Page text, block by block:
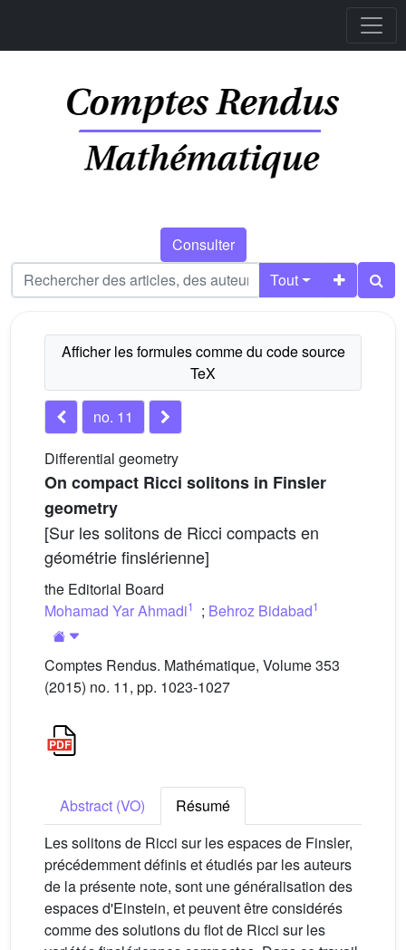
Consulter
Tout
no. 11
Differential geometry
On compact Ricci solitons in Finsler
geometry
[Sur les solitons de Ricci compacts en
géométrie finslérienne]
the Editorial Board
Mohamad Yar Ahmadi1 ; Behroz Bidabad1
Comptes Rendus. Mathématique, Volume 353
(2015) no. 11, pp. 1023-1027
Abstract (VO)
Résumé
Les solitons de Ricci sur les espaces de Finsler,
précédemment définis et étudiés par les auteurs
de la présente note, sont une généralisation des
espaces d'Einstein, et peuvent être considérés
comme des solutions du flot de Ricci sur les